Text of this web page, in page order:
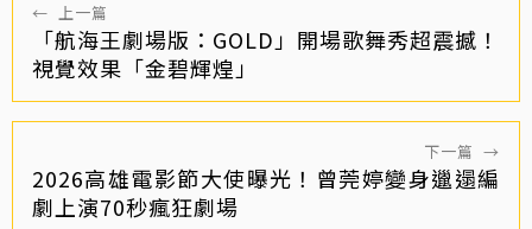
← 上一篇
「航海王劇場版：GOLD」開場歌舞秀超震撼！
視覺效果「金碧輝煌」
下一篇 →
2026高雄電影節大使曝光！曾莞婷變身邋遢編
劇上演70秒瘋狂劇場